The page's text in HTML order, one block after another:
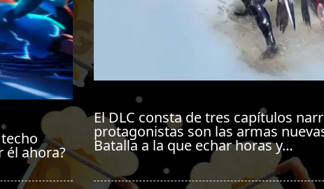
él ahora?
El DLC consta de tres capítulos
protagonistas son las armas
Batalla a la que echar horas y…